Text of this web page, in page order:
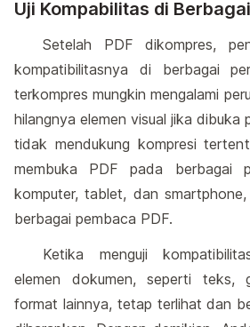
Uji Kompabilitas di
Setelah PDF dikompres,
kompatibilitasnya di berbagai
terkompres mungkin mengalami
hilangnya elemen visual jika dibuka
tidak mendukung kompresi
membuka PDF pada berbagai
komputer, tablet, dan
berbagai pembaca PDF.
Ketika menguji
elemen dokumen, seperti teks,
format lainnya, tetap terlihat dan